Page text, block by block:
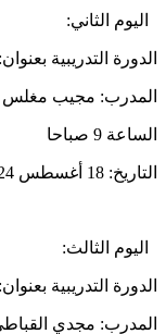
اليوم الثاني:
الدورة التدريبية
المدرب: مجيب مغلس
الساعة 9 صباحا
التاريخ: 18 أغسطس 2024م
اليوم الثالث:
الدورة التدريبية
المدرب: مجدي